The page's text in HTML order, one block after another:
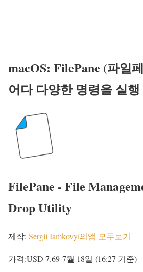
macOS: FilePane (파일
어다 다양한 명령을 실행
FilePane - File
Drop Utility
제작: Sergii Iamkovyi의앱 모두보기
가격:USD 7.69 7월 18일 (16:27 기준)